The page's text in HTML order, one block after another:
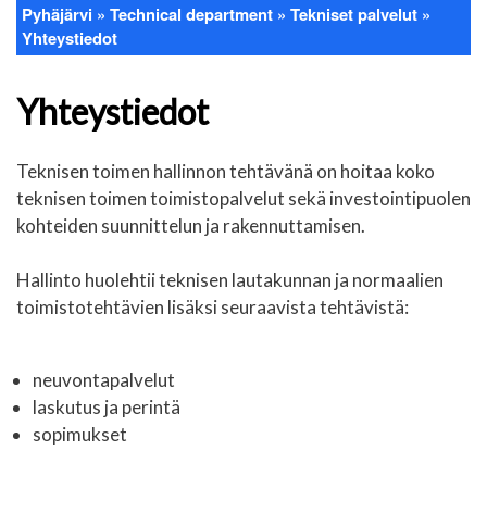
Breadcrumb
Pyhäjärvi Technical department
Tekniset palvelut
Yhteystiedot
Yhteystiedot
Teknisen toimen hallinnon tehtävänä on hoitaa koko
teknisen toimen toimistopalvelut sekä investointipuolen
kohteiden suunnittelun ja rakennuttamisen.
Hallinto huolehtii teknisen lautakunnan ja normaalien
toimistotehtävien lisäksi seuraavista tehtävistä:
neuvontapalvelut
laskutus ja perintä
sopimukset